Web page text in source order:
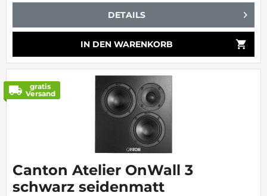
DETAILS
IN DEN WARENKORB shopping_cart
local_shipping
gratis
Versand
Canton Atelier OnWall 3
schwarz seidenmatt